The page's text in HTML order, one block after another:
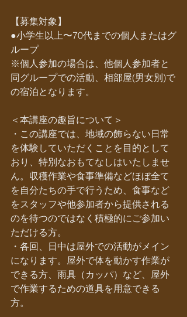
【募集対象】
●小学生以上〜70代までの個人またはグ
ループ
※個人参加の場合は、他個人参加者と
同グループでの活動、相部屋(男女別)で
の宿泊となります。
＜本講座の趣旨について＞
・この講座では、地域の飾らない日常
を体験していただくことを目的として
おり、特別なおもてなしはいたしませ
ん。収穫作業や食事準備などほぼ全て
を自分たちの手で行うため、食事など
をスタッフや他参加者から提供される
のを待つのではなく積極的にご参加い
ただける方。
・各回、日中は屋外での活動がメイン
になります。屋外で体を動かす作業が
できる方、雨具（カッパ）など、屋外
で作業するための道具を用意できる
方。